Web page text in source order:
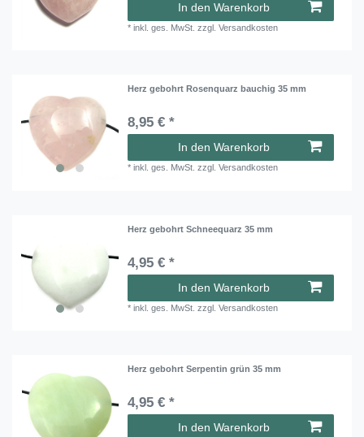
In den Warenkorb
*inkl. ges. MwSt. zzgl.Versandkosten
Herz gebohrt Rosenquarz bauchig 35 mm
8,95 € *
In den Warenkorb
*inkl. ges. MwSt. zzgl.Versandkosten
Herz gebohrt Schneequarz 35 mm
4,95 € *
In den Warenkorb
*inkl. ges. MwSt. zzgl.Versandkosten
Herz gebohrt Serpentin grün 35 mm
4,95 € *
In den Warenkorb